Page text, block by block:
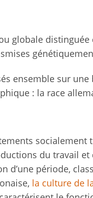
globale
ensemble sur
: la race
socialement
du travail et
d’une période,
la culture de